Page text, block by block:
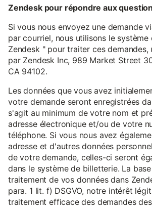
Zendesk pour répondre aux
Si vous nous envoyez une demande
par courriel, nous utilisons le
Zendesk " pour traiter ces demandes,
par Zendesk Inc, 989 Market Street
CA 94102.
Les données que vous avez
votre demande seront enregistrées
s'agit au minimum de votre nom et
adresse électronique et/ou de votre
téléphone. Si vous nous avez
adresse et d'autres données
de votre demande, celles-ci seront
dans le système de billetterie. La
traitement de vos données dans
para. 1 lit. f) DSGVO, notre intérêt
traitement efficace des demandes